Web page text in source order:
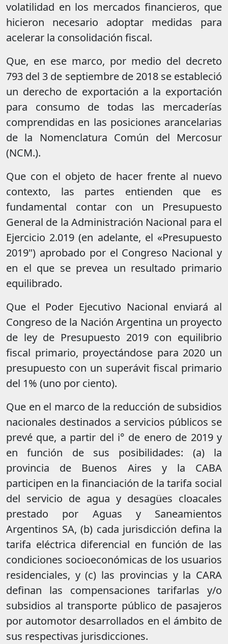
volatilidad en los mercados financieros, que
hicieron necesario adoptar medidas para
acelerar la consolidación fiscal.
Que, en ese marco, por medio del decreto
793 del 3 de septiembre de 2018 se estableció
un derecho de exportación a la exportación
para consumo de todas las mercaderías
comprendidas en las posiciones arancelarias
de la Nomenclatura Común del Mercosur
(NCM.).
Que con el objeto de hacer frente al nuevo
contexto, las partes entienden que es
fundamental contar con un Presupuesto
General de la Administración Nacional para el
Ejercicio 2.019 (en adelante, el «Presupuesto
2019") aprobado por el Congreso Nacional y
en el que se prevea un resultado primario
equilibrado.
Que el Poder Ejecutivo Nacional enviará al
Congreso de la Nación Argentina un proyecto
de ley de Presupuesto 2019 con equilibrio
fiscal primario, proyectándose para 2020 un
presupuesto con un superávit fiscal primario
del 1% (uno por ciento).
Que en el marco de la reducción de subsidios
nacionales destinados a servicios públicos se
prevé que, a partir del i° de enero de 2019 y
en función de sus posibilidades: (a) la
provincia de Buenos Aires y la CABA
participen en la financiación de la tarifa social
del servicio de agua y desagües cloacales
prestado por Aguas y Saneamientos
Argentinos SA, (b) cada jurisdicción defina la
tarifa eléctrica diferencial en función de las
condiciones socioeconómicas de los usuarios
residenciales, y (c) las provincias y la CARA
definan las compensaciones tarifarlas y/o
subsidios al transporte público de pasajeros
por automotor desarrollados en el ámbito de
sus respectivas jurisdicciones.